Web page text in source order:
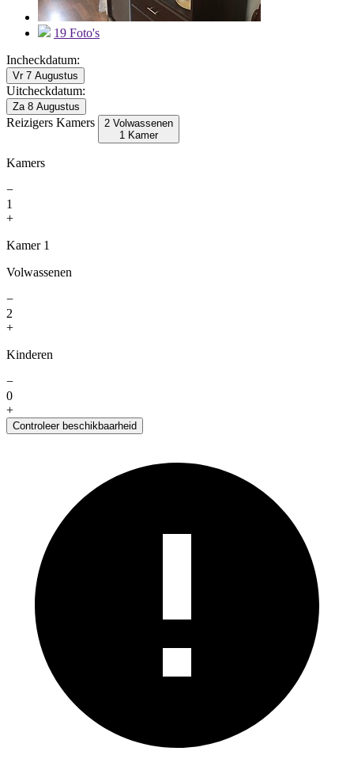
19 Foto's
Incheckdatum:
Vr 7 Augustus
Uitcheckdatum:
Za 8 Augustus
Reizigers Kamers
2 Volwassenen
1 Kamer
Kamers
−
1
+
Kamer 1
Volwassenen
−
2
+
Kinderen
−
0
+
Controleer beschikbaarheid